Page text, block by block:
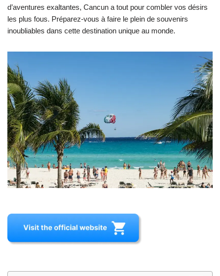
d’aventures exaltantes, Cancun a tout pour combler vos désirs
les plus fous. Préparez-vous à faire le plein de souvenirs
inoubliables dans cette destination unique au monde.